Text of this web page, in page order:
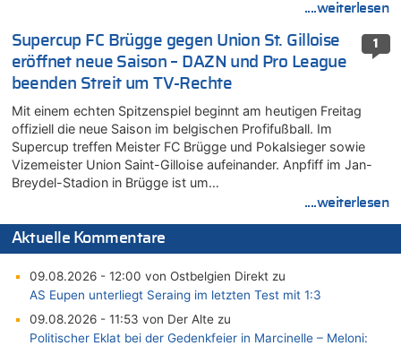
....weiterlesen
1
Supercup FC Brügge gegen Union St. Gilloise
eröffnet neue Saison – DAZN und Pro League
beenden Streit um TV-Rechte
Mit einem echten Spitzenspiel beginnt am heutigen Freitag
offiziell die neue Saison im belgischen Profifußball. Im
Supercup treffen Meister FC Brügge und Pokalsieger sowie
Vizemeister Union Saint-Gilloise aufeinander. Anpfiff im Jan-
Breydel-Stadion in Brügge ist um…
....weiterlesen
Aktuelle Kommentare
09.08.2026 - 12:00 von Ostbelgien Direkt zu
AS Eupen unterliegt Seraing im letzten Test mit 1:3
09.08.2026 - 11:53 von Der Alte zu
Politischer Eklat bei der Gedenkfeier in Marcinelle – Meloni: